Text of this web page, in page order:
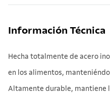
Información Técnica
Hecha totalmente de acero
en los alimentos,
Altamente durable, mantiene